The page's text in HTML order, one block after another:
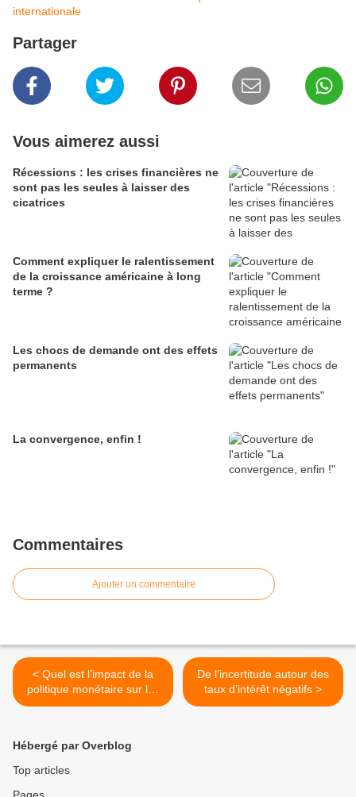
internationale
Partager
Vous aimerez aussi
Récessions : les crises financières ne
sont pas les seules à laisser des
cicatrices
Comment expliquer le ralentissement
de la croissance américaine à long
terme ?
Les chocs de demande ont des effets
permanents
La convergence, enfin !
Commentaires
Ajouter un commentaire
< Quel est l’impact de la
politique monétaire sur les
inégalités ?
De l’incertitude autour des
taux d’intérêt négatifs >
Hébergé par Overblog
Top articles